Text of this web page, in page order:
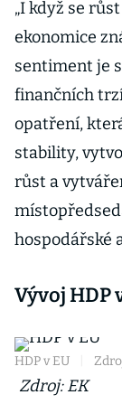
„I ​​když se
ekonomice
sentiment je
finančních
opatření,
stability,
růst a
hospodářské
Vývoj HDP
HDP v EU
Zdroj: EK